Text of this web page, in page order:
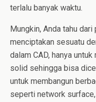
terlalu banyak waktu.
Mungkin, Anda tahu
menciptakan sesuatu
dalam CAD, hanya
solid sehingga bisa
untuk membangun
seperti network